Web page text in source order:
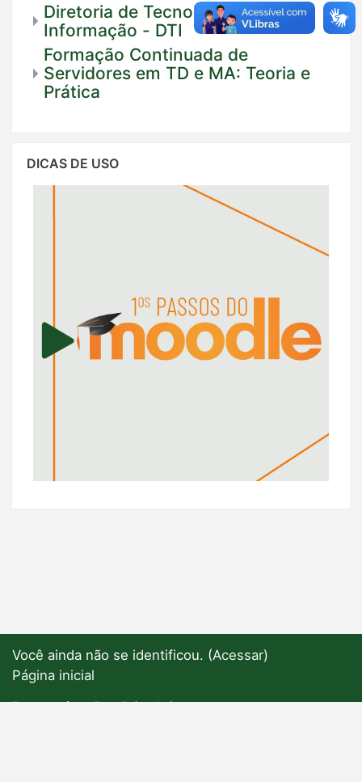
Diretoria de Tecnologia da
Informação - DTI
Formação Continuada de
Servidores em TD e MA: Teoria e
Prática
Dicas
DICAS DE USO
Você ainda não se identificou. (Acessar)
Página inicial
Português - Brasil ‎(pt_br)‎